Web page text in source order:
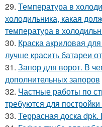
29. Температура в
холодильника, какая
температура в
30. Краска акриловая
лучше красить батареи
31. Запор для ворот. В
дополнительных запоров
32. Частные работы по
требуются для
33. Террасная доска dpk.